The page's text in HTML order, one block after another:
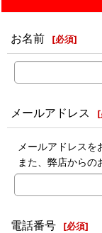
お名前 [必須]
メールアドレス [
メールアドレスを
また、弊店からの
電話番号 [必須]